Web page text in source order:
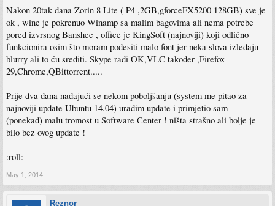
Nakon 20tak dana Zorin 8 Lite ( P4 ,2GB,gforceFX5200 128GB) sve je
ok , wine je pokrenuo Winamp sa malim bagovima ali nema potrebe
pored izvrsnog Banshee , office je KingSoft (najnoviji) koji odlično
funkcionira osim što moram podesiti malo font jer neka slova izledaju
blurry ali to ću srediti. Skype radi OK,VLC također ,Firefox
29,Chrome,QBittorrent.....
Prije dva dana nadajući se nekom poboljšanju (system me pitao za
najnoviji update Ubuntu 14.04) uradim update i primjetio sam
(ponekad) malu tromost u Software Center ! ništa strašno ali bolje je
bilo bez ovog update !
:roll:
May 1, 2014
Reznor